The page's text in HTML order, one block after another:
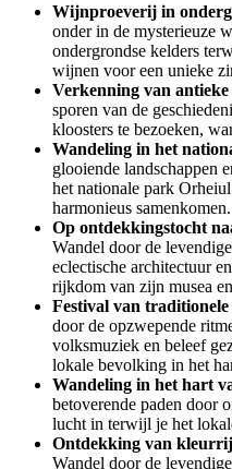
Wijnproeverij in
onder in de mysterieuze
ondergrondse kelders
wijnen voor een unieke
Verkenning van antieke
sporen van de
kloosters te bezoeken,
Wandeling in het
glooiende landschappen
het nationale park
harmonieus samenkomen.
Op ontdekkingstocht
Wandel door de
eclectische architectuur
rijkdom van zijn musea
Festival van
door de opzwepende
volksmuziek en beleef
lokale bevolking in het
Wandeling in het hart
betoverende paden door
lucht in terwijl je het
Ontdekking van
Wandel door de